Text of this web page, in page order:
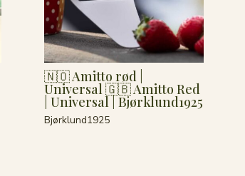
🇳🇴 Amitto rød |
Universal 🇬🇧 Amitto Red
| Universal | Bjørklund1925
Bjørklund1925